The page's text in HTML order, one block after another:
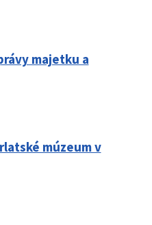
majetku a
múzeum v